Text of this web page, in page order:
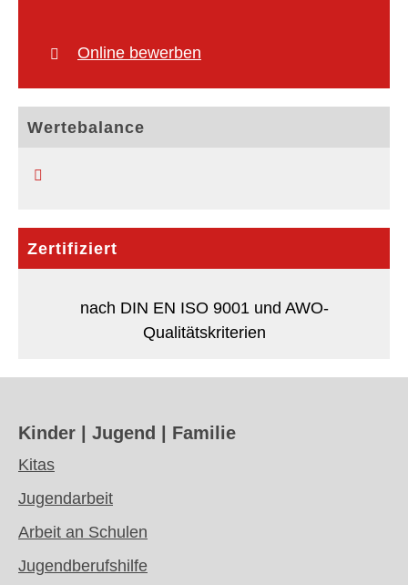
Online bewerben
Wertebalance
Zertifiziert
nach DIN EN ISO 9001 und AWO-
Qualitätskriterien
Kinder | Jugend | Familie
Kitas
Jugendarbeit
Arbeit an Schulen
Jugendberufshilfe